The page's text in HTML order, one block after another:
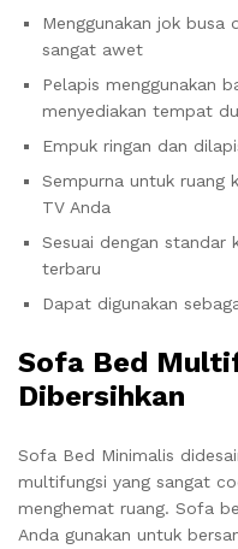
Menggunakan jok busa
sangat awet
Pelapis menggunakan
menyediakan tempat
Empuk ringan dan
Sempurna untuk ruang
TV Anda
Sesuai dengan standar
terbaru
Dapat digunakan
Sofa Bed
Dibersihkan
Sofa Bed Minimalis
multifungsi yang sangat
menghemat ruang. Sofa
Anda gunakan untuk